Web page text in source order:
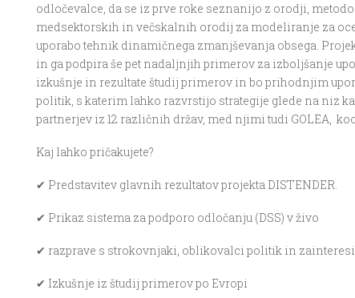
odločevalce, da se iz prve roke seznanijo z orodji,
medsektorskih in večskalnih orodij za modeliranje za
uporabo tehnik dinamičnega zmanjševanja obsega.
in ga podpira še pet nadaljnjih primerov za izboljšanje
izkušnje in rezultate študij primerov in bo prihodnjim
politik, s katerim lahko razvrstijo strategije glede na niz
partnerjev iz 12 različnih držav, med njimi tudi GOLEA,
Kaj lahko pričakujete?
✔ Predstavitev glavnih rezultatov projekta DISTENDER.
✔ Prikaz sistema za podporo odločanju (DSS) v živo
✔ razprave s strokovnjaki, oblikovalci politik in
✔ Izkušnje iz študij primerov po Evropi